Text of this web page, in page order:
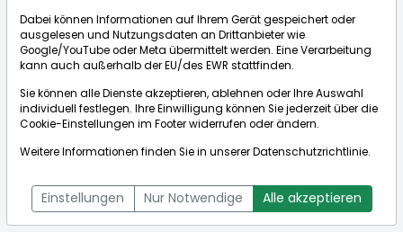
Börse:
US0231351067]
Aktienkurse
Bid:274,720$Ask:274,720$
Dabei können Informationen auf Ihrem Gerät gespeichert oder
ausgelesen und Nutzungsdaten an Drittanbieter wie
Google/YouTube oder Meta übermittelt werden. Eine Verarbeitung
kann auch außerhalb der EU/des EWR stattfinden.
Sie können alle Dienste akzeptieren, ablehnen oder Ihre Auswahl
individuell festlegen. Ihre Einwilligung können Sie jederzeit über die
Cookie-Einstellungen im Footer widerrufen oder ändern.
Weitere Informationen finden Sie in unsererDatenschutzrichtlinie.
Einstellungen Nur Notwendige Alle akzeptieren